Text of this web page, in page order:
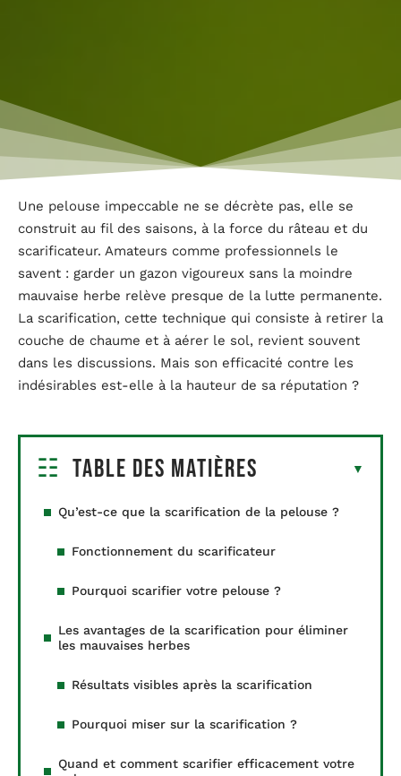
Une pelouse impeccable ne se décrète pas, elle se
construit au fil des saisons, à la force du râteau et du
scarificateur. Amateurs comme professionnels le
savent : garder un gazon vigoureux sans la moindre
mauvaise herbe relève presque de la lutte permanente.
La scarification, cette technique qui consiste à retirer la
couche de chaume et à aérer le sol, revient souvent
dans les discussions. Mais son efficacité contre les
indésirables est-elle à la hauteur de sa réputation ?
Table des matières
Qu’est-ce que la scarification de la pelouse ?
Fonctionnement du scarificateur
Pourquoi scarifier votre pelouse ?
Les avantages de la scarification pour éliminer
les mauvaises herbes
Résultats visibles après la scarification
Pourquoi miser sur la scarification ?
Quand et comment scarifier efficacement votre